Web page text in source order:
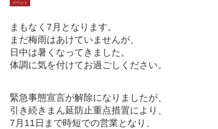
イベント
まもなく7月となります。
まだ梅雨はあけていませんが、
日中は暑くなってきました。
体調に気を付けてお過ごしください。
緊急事態宣言が解除になりましたが、
引き続きまん延防止重点措置により、
7月11日まで時短での営業となり、